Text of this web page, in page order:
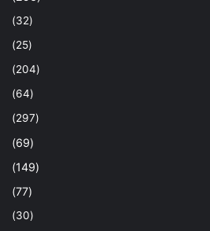
(32)
(25)
(204)
(64)
(297)
(69)
(149)
(77)
(30)